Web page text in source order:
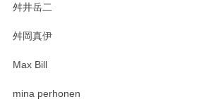
舛井岳二
舛岡真伊
Max Bill
mina perhonen